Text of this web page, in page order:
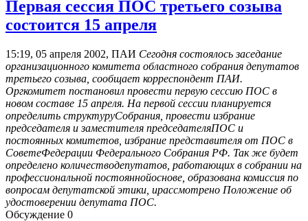
Первая сессия ПОС третьего созыва
состоится 15 апреля
15:19, 05 апреля 2002, ПАИ Cегодня состоялось заседание
организационного комитета областного собрания депутатов
третьего созыва, сообщает корреспондент ПАИ.
Оргкомитет постановил провести первую сессию ПОС в
новом составе 15 апреля. На первой сессии планируется
определить структуруСобрания, провести избрание
председателя и заместителя председателяПОС и
постоянных комитетов, избрание представителя от ПОС в
СоветеФедерации Федерального Собрания РФ. Так же будет
определено количестводепутатов, работающих в собрании на
профессиональной постояннойоснове, образована комиссия по
вопросам депутатской этики, ирассмотрено Положение об
удостоверении депутата ПОС.
Обсуждение 0